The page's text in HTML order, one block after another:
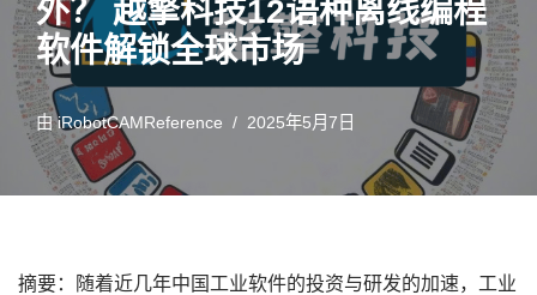
外？ 越擎科技12语种离线编程
软件解锁全球市场
由iRobotCAMReference 2025年5月7日
摘要：随着近几年中国工业软件的投资与研发的加速，工业